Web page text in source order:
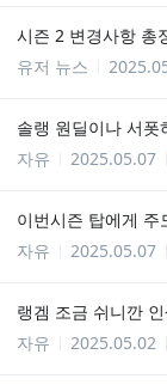
시즌 2 변경사항 총
유저 뉴스
솔랭 원딜이나 서폿
자유
2025.05.07
이번시즌 탑에게
자유
2025.05.07
랭겜 조금 쉬니깐
자유
2025.05.02